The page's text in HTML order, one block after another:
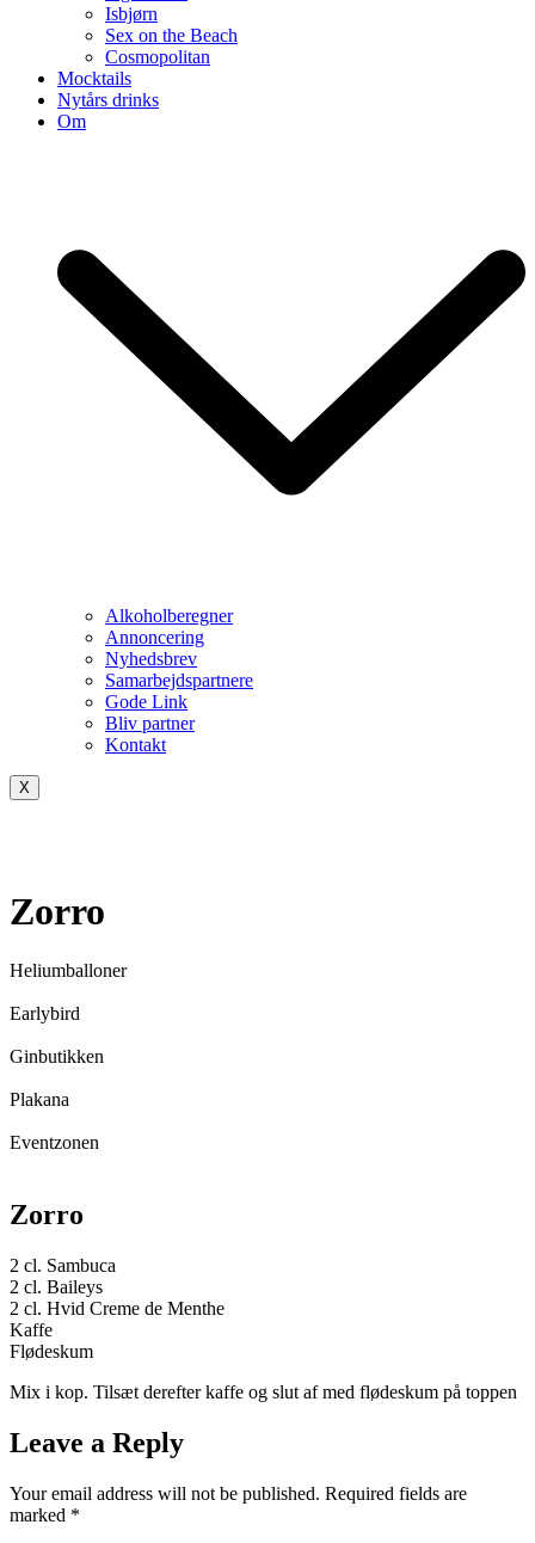
Isbjørn
Sex on the Beach
Cosmopolitan
Mocktails
Nytårs drinks
Om
Alkoholberegner
Annoncering
Nyhedsbrev
Samarbejdspartnere
Gode Link
Bliv partner
Kontakt
X
Zorro
Heliumballoner
Earlybird
Ginbutikken
Plakana
Eventzonen
Zorro
2 cl. Sambuca
2 cl. Baileys
2 cl. Hvid Creme de Menthe
Kaffe
Flødeskum
Mix i kop. Tilsæt derefter kaffe og slut af med flødeskum på toppen
Leave a Reply
Your email address will not be published. Required fields are
marked *